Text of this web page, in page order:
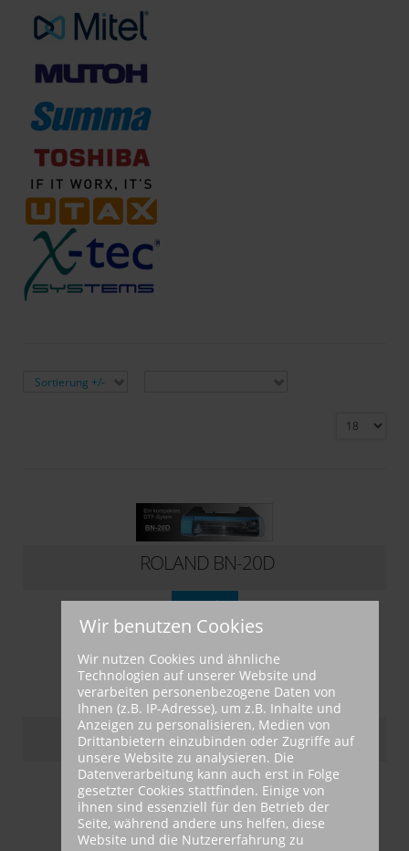
Sortierung +/-
ROLAND BN-20D
Details
ROLAND BY-20
Details
Wir benutzen Cookies
Wir nutzen Cookies und ähnliche
Technologien auf unserer Website und
verarbeiten personenbezogene Daten von
Ihnen (z.B. IP-Adresse), um z.B. Inhalte und
Anzeigen zu personalisieren, Medien von
Drittanbietern einzubinden oder Zugriffe auf
unsere Website zu analysieren. Die
Datenverarbeitung kann auch erst in Folge
gesetzter Cookies stattfinden. Einige von
ihnen sind essenziell für den Betrieb der
Seite, während andere uns helfen, diese
Website und die Nutzererfahrung zu